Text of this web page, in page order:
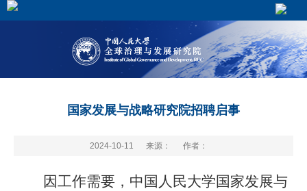
国家发展与战略研究院招聘启事
2024-10-11 来源： 作者：
因工作需要，中国人民大学国家发展与